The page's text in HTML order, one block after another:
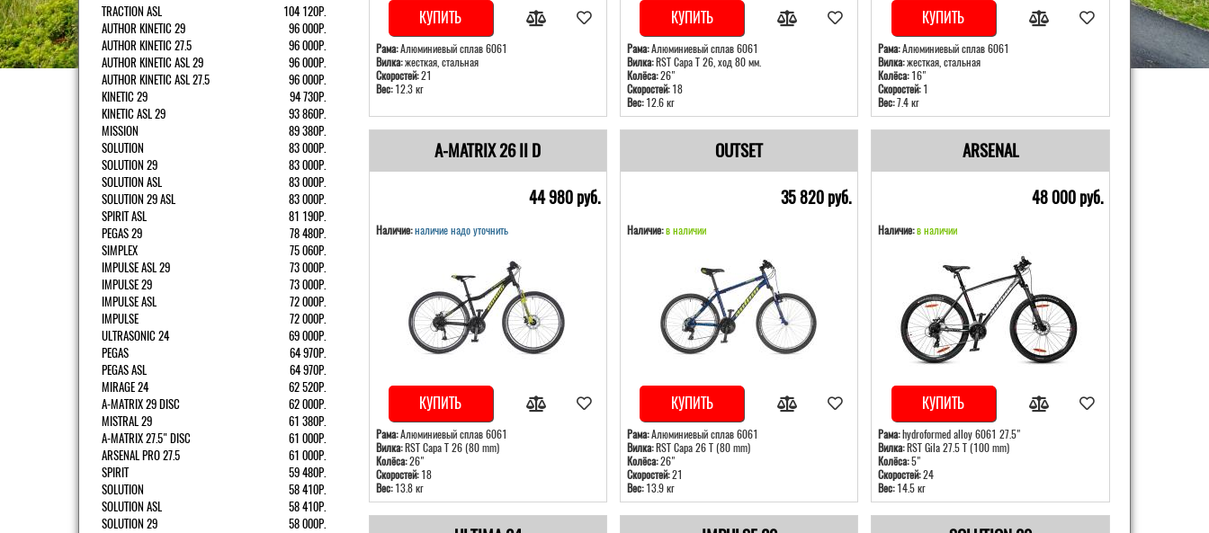
TRACTION ASL
104 120Р.
AUTHOR KINETIC 29
96 000Р.
AUTHOR KINETIC 27.5
96 000Р.
AUTHOR KINETIC ASL 29
96 000Р.
AUTHOR KINETIC ASL 27.5
96 000Р.
KINETIC 29
94 730Р.
KINETIC ASL 29
93 860Р.
MISSION
89 380Р.
SOLUTION
83 000Р.
SOLUTION 29
83 000Р.
SOLUTION ASL
83 000Р.
SOLUTION 29 ASL
83 000Р.
SPIRIT ASL
81 190Р.
PEGAS 29
78 480Р.
SIMPLEX
75 060Р.
IMPULSE ASL 29
73 000Р.
IMPULSE 29
73 000Р.
IMPULSE ASL
72 000Р.
IMPULSE
72 000Р.
ULTRASONIC 24
69 000Р.
PEGAS
64 970Р.
PEGAS ASL
64 970Р.
MIRAGE 24
62 520Р.
A-MATRIX 29 DISC
62 000Р.
MISTRAL 29
61 380Р.
A-MATRIX 27.5" DISC
61 000Р.
ARSENAL PRO 27.5
61 000Р.
SPIRIT
59 480Р.
SOLUTION
58 410Р.
SOLUTION ASL
58 410Р.
SOLUTION 29
58 000Р.
КУПИТЬ
Рама:Алюминиевый сплав 6061
Вилка:жесткая, стальная
Скоростей:21
Вес:12.3 кг
КУПИТЬ
Рама:Алюминиевый сплав 6061
Вилка:RST Capa T 26, ход 80 мм.
Колёса:26"
Скоростей:18
Вес:12.6 кг
КУПИТЬ
Рама:Алюминиевый сплав 6061
Вилка:жесткая, стальная
Колёса:16"
Скоростей:1
Вес:7.4 кг
A-MATRIX 26 II D
44 980 pуб.
Наличие: наличие надо уточнить
КУПИТЬ
Рама:Алюминиевый сплав 6061
Вилка:RST Capa T 26 (80 mm)
Колёса:26"
Скоростей:18
Вес:13.8 кг
OUTSET
35 820 pуб.
Наличие:в наличии
КУПИТЬ
Рама:Алюминиевый сплав 6061
Вилка:RST Capa 26 T (80 mm)
Колёса:26"
Скоростей:21
Вес:13.9 кг
ARSENAL
48 000 pуб.
Наличие:в наличии
КУПИТЬ
Рама:hydroformed alloy 6061 27.5"
Вилка:RST Gila 27.5 T (100 mm)
Колёса:5"
Скоростей:24
Вес:14.5 кг